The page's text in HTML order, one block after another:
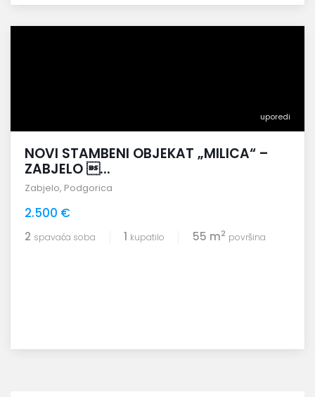
uporedi
NOVI STAMBENI OBJEKAT „MILICA“ –
ZABJELO ...
Zabjelo, Podgorica
2.500 €
2 spavaća soba 1 kupatilo 55 m2 površina